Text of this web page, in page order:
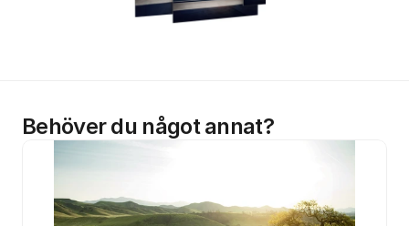
Behöver du något annat?